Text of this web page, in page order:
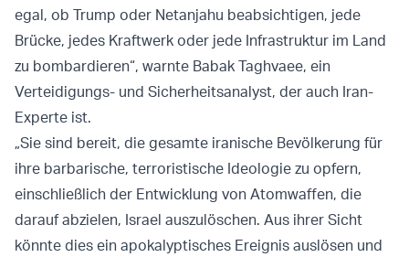
egal, ob Trump oder Netanjahu beabsichtigen, jede
Brücke, jedes Kraftwerk oder jede Infrastruktur im Land
zu bombardieren“, warnte Babak Taghvaee, ein
Verteidigungs- und Sicherheitsanalyst, der auch Iran-
Experte ist.
„Sie sind bereit, die gesamte iranische Bevölkerung für
ihre barbarische, terroristische Ideologie zu opfern,
einschließlich der Entwicklung von Atomwaffen, die
darauf abzielen, Israel auszulöschen. Aus ihrer Sicht
könnte dies ein apokalyptisches Ereignis auslösen und